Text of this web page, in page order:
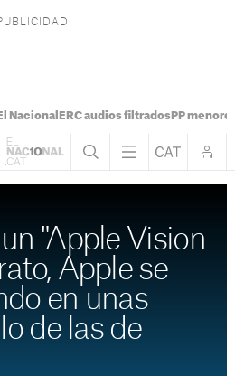
Nacional ERC audios filtradosPP
"Apple Vision
Apple se
en unas
de las de